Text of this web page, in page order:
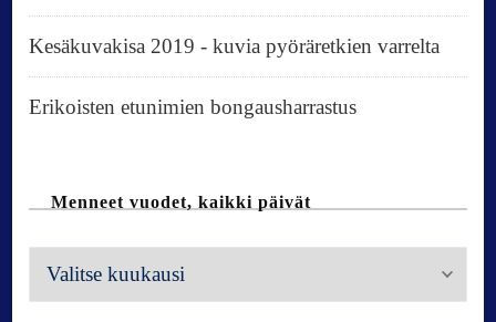
Kesäkuvakisa 2019 - kuvia pyöräretkien varrelta
Erikoisten etunimien bongausharrastus
Menneet vuodet, kaikki päivät
M
e